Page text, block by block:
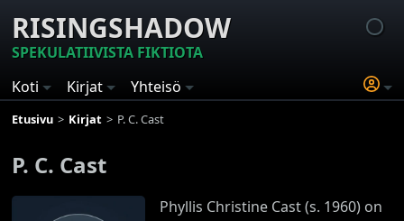
RISINGSHADOW
SPEKULATIIVISTA FIKTIOTA
Koti
Kirjat Yhteisö
Etusivu Kirjat P. C. Cast
P. C. Cast
Phyllis Christine Cast (s. 1960) on